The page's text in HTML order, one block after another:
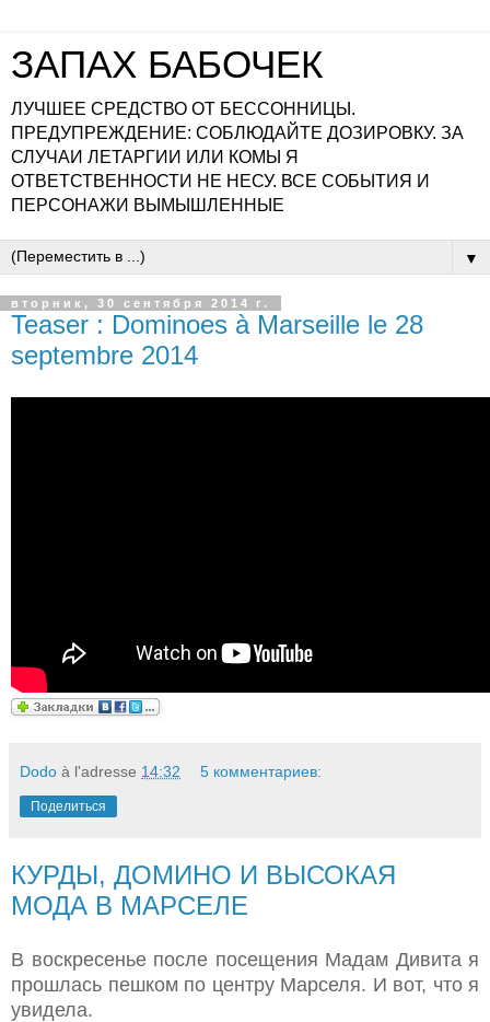
ЗАПАХ БАБОЧЕК
ЛУЧШЕЕ СРЕДСТВО ОТ БЕССОННИЦЫ.
ПРЕДУПРЕЖДЕНИЕ: СОБЛЮДАЙТЕ ДОЗИРОВКУ. ЗА
СЛУЧАИ ЛЕТАРГИИ ИЛИ КОМЫ Я
ОТВЕТСТВЕННОСТИ НЕ НЕСУ. ВСЕ СОБЫТИЯ И
ПЕРСОНАЖИ ВЫМЫШЛЕННЫЕ
▼
вторник, 30 сентября 2014 г.
Teaser : Dominoes à Marseille le 28
septembre 2014
Dodo à l'adresse 14:32 5 комментариев:
Поделиться
КУРДЫ, ДОМИНО И ВЫСОКАЯ
МОДА В МАРСЕЛЕ
В воскресенье после посещения Мадам Дивита я
прошлась пешком по центру Марселя. И вот, что я
увидела.